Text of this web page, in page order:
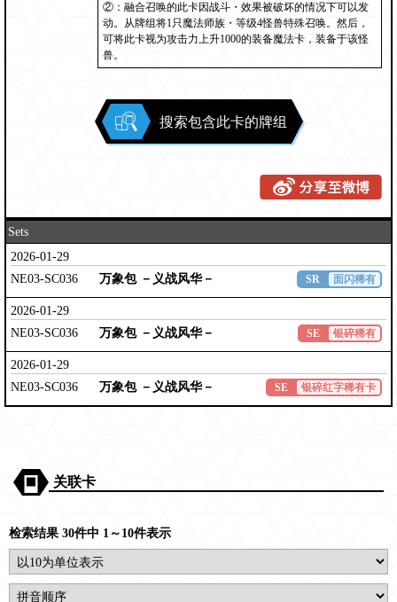
②：融合召唤的此卡因战斗・效果被破坏的情况下可以发
动。从牌组将1只魔法师族・等级4怪兽特殊召唤。然后，
可将此卡视为攻击力上升1000的装备魔法卡，装备于该怪
兽。
搜索包含此卡的牌组
Sets
2026-01-29
NE03-SC036
万象包 －义战风华－ SR 面闪稀有
2026-01-29
NE03-SC036
万象包 －义战风华－ SE 银碎稀有
2026-01-29
NE03-SC036
万象包 －义战风华－ SE 银碎红字稀有卡
关联卡
检索结果 30件中 1～10件表示